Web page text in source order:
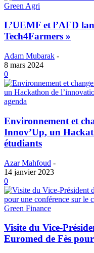
Green Agri
L’UEMF et l’AFD
Tech4Farmers »
Adam Mubarak -
8 mars 2024
0
agenda
Environnement et
Innov’Up, un
étudiants
Azar Mahfoud -
14 janvier 2023
0
Green Finance
Visite du Vice-
Euromed de Fès